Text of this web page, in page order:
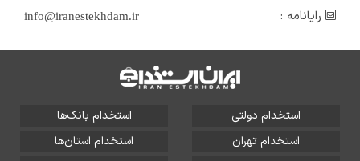
رایانامه :
info@iranestekhdam.ir
استخدام دولتی
استخدام بانک‌ها
استخدام تهران
استخدام استان‌ها